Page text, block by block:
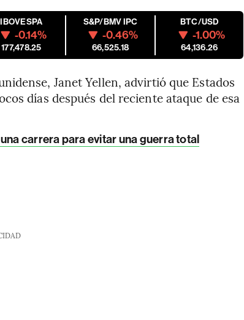
IBOVESPA
-0.14%
177,478.25
S&P/BMV IPC
-0.46%
66,525.18
BTC/USD
-1.00%
64,136.26
Janet Yellen, advirtió que Estados
días después del reciente ataque de esa
carrera para evitar una guerra total